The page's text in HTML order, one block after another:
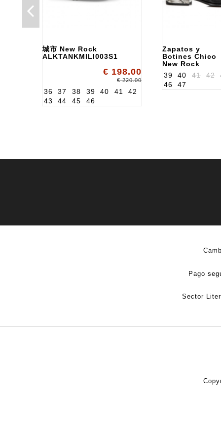
城市 New Rock
ALKTANKMILI003S1
€ 198.00
€ 220.00
36 37 38 39 40 41
42
43
44 45 46
Zapatos y
Botines Chico
New Rock
ALKNW133S7
39 40 41 42
46
47
Pago
Sector